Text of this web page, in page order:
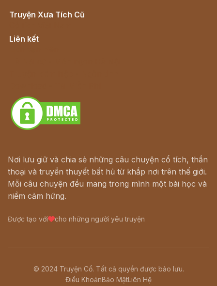
Truyện Xưa Tích Cũ
Liên kết
Nơi lưu giữ và chia sẻ những câu chuyện cổ tích, thần
thoại và truyền thuyết bất hủ từ khắp nơi trên thế giới.
Mỗi câu chuyện đều mang trong mình một bài học và
niềm cảm hứng.
Được tạo với cho những người yêu truyện
© 2024 Truyện Cổ. Tất cả quyền được bảo lưu.
Điều KhoảnBảo MậtLiên Hệ